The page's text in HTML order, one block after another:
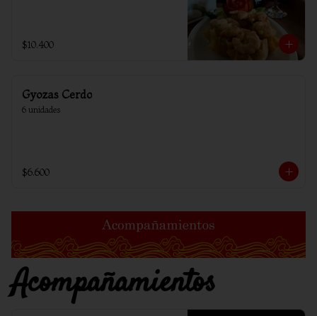
$10.400
Gyozas Cerdo
6 unidades
$6.600
Acompañamientos